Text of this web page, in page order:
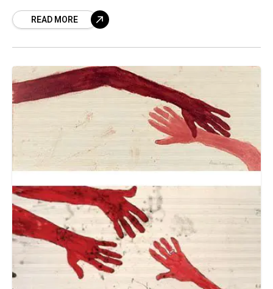
ყვავილებს მტვრად ედება. არ გამიშვა ხელი,
READ MORE